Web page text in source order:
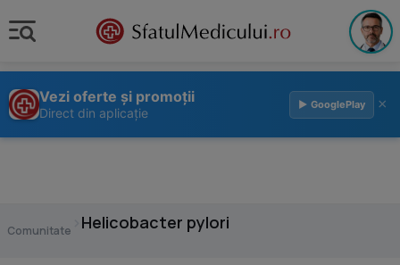
Vezi oferte și promoții
Direct din aplicație
▶ GooglePlay ×
Comunitate Helicobacter pylori